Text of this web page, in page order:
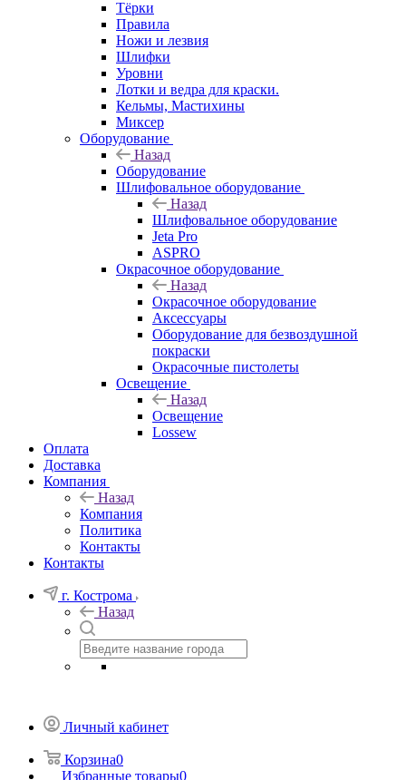
Тёрки
Правила
Ножи и лезвия
Шлифки
Уровни
Лотки и ведра для краски.
Кельмы, Мастихины
Миксер
Оборудование
Назад
Оборудование
Шлифовальное оборудование
Назад
Шлифовальное оборудование
Jeta Pro
ASPRO
Окрасочное оборудование
Назад
Окрасочное оборудование
Аксессуары
Оборудование для безвоздушной
покраски
Окрасочные пистолеты
Освещение
Назад
Освещение
Lossew
Оплата
Доставка
Компания
Назад
Компания
Политика
Контакты
Контакты
г. Кострома
Назад
Личный кабинет
Корзина0
Избранные товары0